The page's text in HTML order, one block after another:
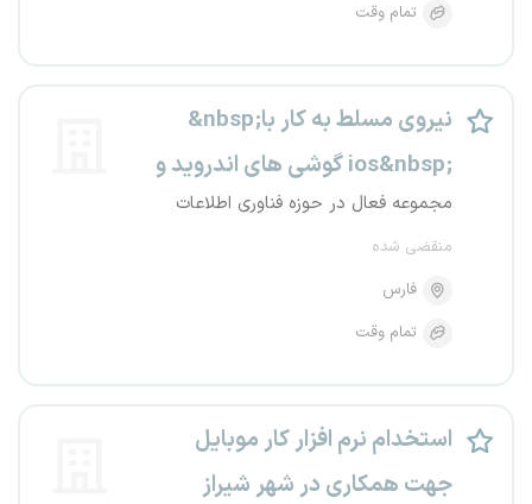
تمام وقت
&nbsp;نیروی مسلط به کار با
گوشی های اندروید و ios&nbsp;
مجموعه فعال در حوزه فناوری اطلاعات
منقضی شده
فارس
تمام وقت
استخدام نرم افزار کار موبایل
جهت همکاری در شهر شیراز